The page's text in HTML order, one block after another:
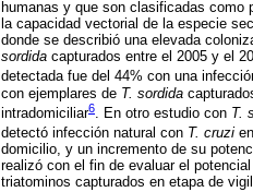
humanas y que son clasificadas como
la capacidad vectorial de la especie
donde se describió una elevada
sordida capturados entre el 2005 y el
detectada fue del 44% con una
con ejemplares de T. sordida
intradomiciliar6 . En otro estudio con T.
detectó infección natural con T. cruzi
domicilio, y un incremento de su
realizó con el fin de evaluar el
triatominos capturados en etapa de